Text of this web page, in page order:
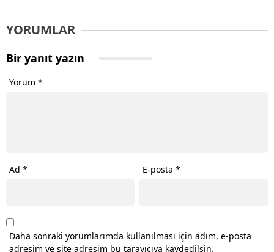
YORUMLAR
Bir yanıt yazın
Yorum *
Ad * E-posta*
Daha sonraki yorumlarımda kullanılması için adım, e-posta
adresim ve site adresim bu tarayıcıya kaydedilsin.